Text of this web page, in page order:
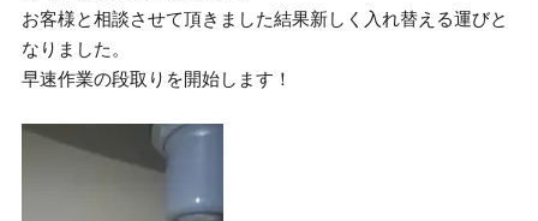
お客様と相談させて頂きました結果新しく入れ替える運びと
なりました。
早速作業の段取りを開始します！